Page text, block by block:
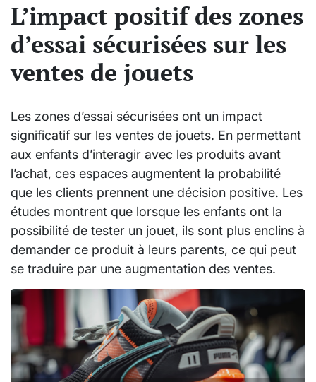
L’impact positif des zones
d’essai sécurisées sur les
ventes de jouets
Les zones d’essai sécurisées ont un impact
significatif sur les ventes de jouets. En permettant
aux enfants d’interagir avec les produits avant
l’achat, ces espaces augmentent la probabilité
que les clients prennent une décision positive. Les
études montrent que lorsque les enfants ont la
possibilité de tester un jouet, ils sont plus enclins à
demander ce produit à leurs parents, ce qui peut
se traduire par une augmentation des ventes.